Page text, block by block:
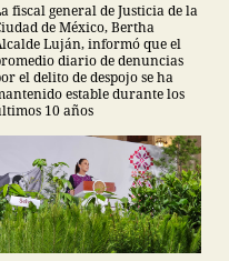
fiscal general de Justicia de la
de México, Bertha
Luján, informó que el
diario de denuncias
el delito de despojo se ha
estable durante los
10 años